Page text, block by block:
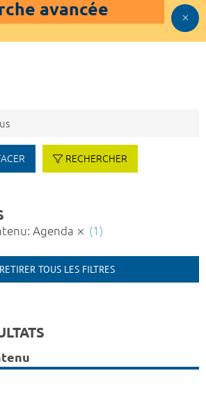
avancée
RECHERCHER
Agenda (1)
RETIRER TOUS LES FILTRES